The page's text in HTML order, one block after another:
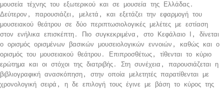
μουσεία τέχνης του εξωτερικού και σε μουσεία της Ελλάδας.
Δεύτερον, παρουσιάζει, μελετά, και εξετάζει την εφαρμογή του
μουσειακού θεάτρου σε δύο περιπτωσιολογικές μελέτες με εστίαση
στον ενήλικα επισκέπτη. Πιο συγκεκριμένα, στο Κεφάλαιο Ι, δίνεται
ο ορισμός ορισμένων βασικών μουσειολογικών εννοιών, καθώς και ο
ορισμός του μουσειακού θεάτρου. Επιπροσθέτως, τίθενται το κύριο
ερώτημα και οι στόχοι της διατριβής. Στη συνέχεια, παρουσιάζεται η
βιβλιογραφική ανασκόπηση, στην οποία μελετητές παρατίθενται με
χρονολογική σειρά, η δε επιλογή τους έγινε με βάση το κύρος της